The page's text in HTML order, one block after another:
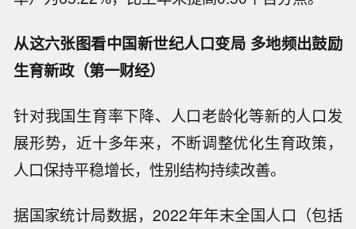
从这六张图看中国新世纪人口变局 多地频出鼓励
生育新政（第一财经）
针对我国生育率下降、人口老龄化等新的人口发
展形势，近十多年来，不断调整优化生育政策，
人口保持平稳增长，性别结构持续改善。
据国家统计局数据，2022年年末全国人口（包括